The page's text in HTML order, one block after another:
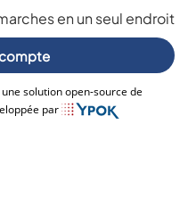
en un seul endroit
solution open-source de
par